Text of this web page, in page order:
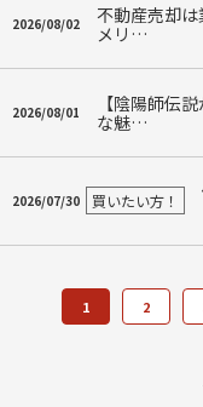
2026/08/02
不動産売却
メリ…
2026/08/01
【陰陽師伝
な魅…
2026/07/30 買いたい方！
1 2